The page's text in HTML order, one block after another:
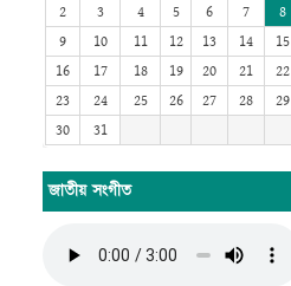
2
3 4 5 6 7
8
9
10 11 12 13 14
15
16
17 18 19 20 21
22
23
24 25 26 27 28
29
30
31
জাতীয় সংগীত